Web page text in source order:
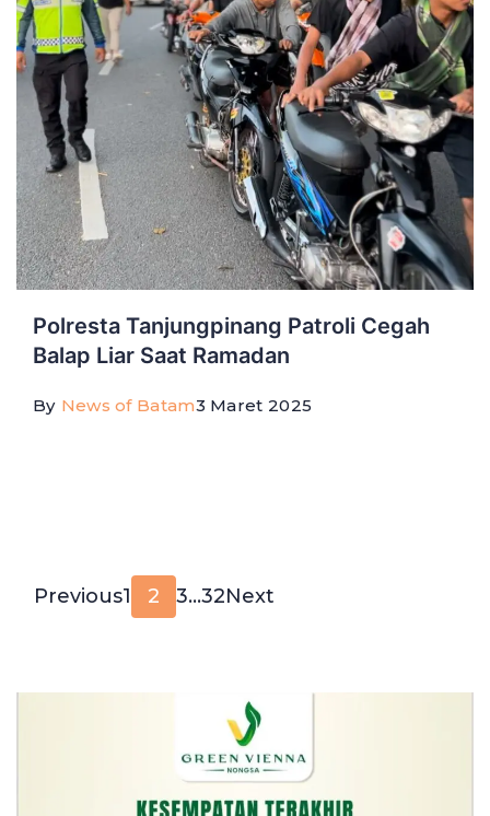
Polresta Tanjungpinang Patroli Cegah
Balap Liar Saat Ramadan
By News of Batam3 Maret 2025
Paginasi
PreviousPage
1 Page
2 Page
3…Page
32Next